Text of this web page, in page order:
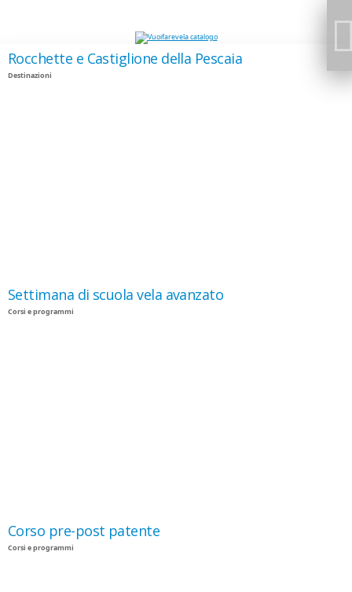
Rocchette e Castiglione della Pescaia
Destinazioni
Settimana di scuola vela avanzato
Corsi e programmi
Corso pre-post patente
Corsi e programmi